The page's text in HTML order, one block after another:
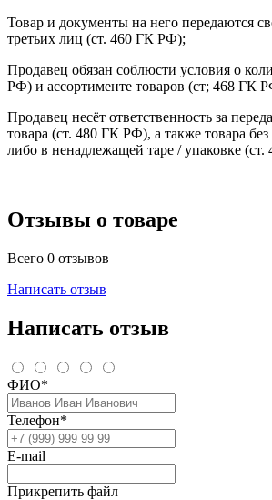
Товар и документы на него передаются
третьих лиц (ст. 460 ГК РФ);
Продавец обязан соблюсти условия о
РФ) и ассортименте товаров (ст; 468 ГК
Продавец несёт ответственность за
товара (ст. 480 ГК РФ), а также товара
либо в ненадлежащей таре / упаковке
Отзывы о товаре
Всего 0 отзывов
Написать отзыв
Написать отзыв
ФИО*
Телефон*
E-mail
Прикрепить файл